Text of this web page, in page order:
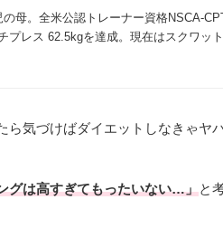
母。全米公認トレーナー資格NSCA-
プレス 62.5kgを達成。現在はスクワッ
ら気づけばダイエットしなきゃヤ
グは高すぎてもったいない…」と